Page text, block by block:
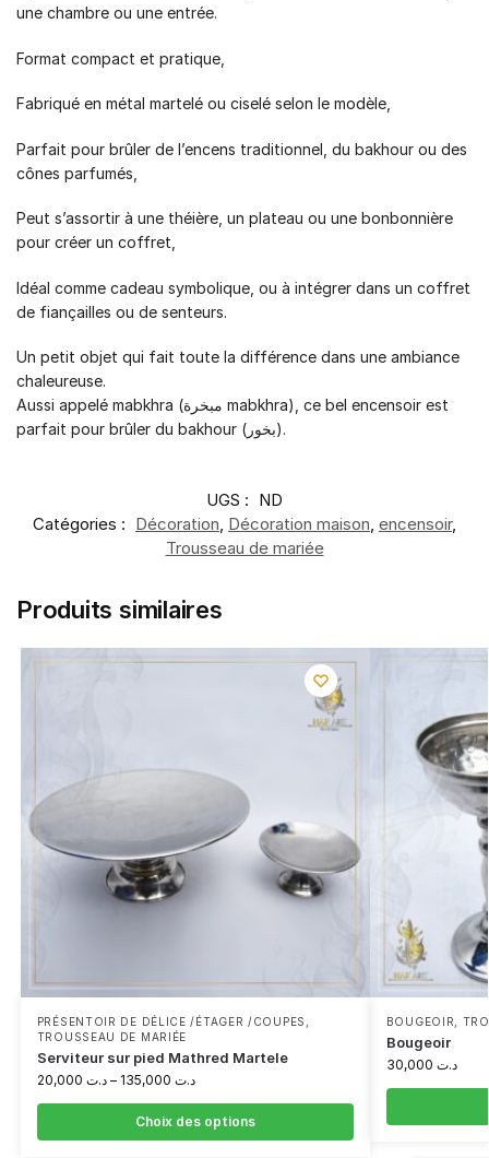
une chambre ou une entrée.
Format compact et pratique,
Fabriqué en métal martelé ou ciselé selon le modèle,
Parfait pour brûler de l’encens traditionnel, du bakhour ou des
cônes parfumés,
Peut s’assortir à une théière, un plateau ou une bonbonnière
pour créer un coffret,
Idéal comme cadeau symbolique, ou à intégrer dans un coffret
de fiançailles ou de senteurs.
Un petit objet qui fait toute la différence dans une ambiance
chaleureuse.
Aussi appelé mabkhra (مبخرة mabkhra), ce bel encensoir est
parfait pour brûler du bakhour (بخور).
UGS : ND
Catégories : Décoration, Décoration maison, encensoir,
Trousseau de mariée
Produits similaires
PRÉSENTOIR DE DÉLICE /ÉTAGER /COUPES ,
TROUSSEAU DE MARIÉE
Serviteur sur pied Mathred Martele
د.ت– د.ت
Choix des options
BOUGEOIR,
Bougeoir
د.ت